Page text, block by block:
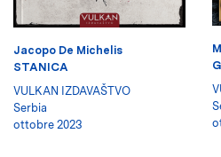
Jacopo De Michelis
STANICA
VULKAN IZDAVAŠTVO
Serbia
ottobre 2023